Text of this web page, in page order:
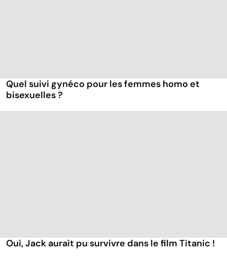
Quel suivi gynéco pour les femmes homo et
bisexuelles ?
Oui, Jack aurait pu survivre dans le film Titanic !